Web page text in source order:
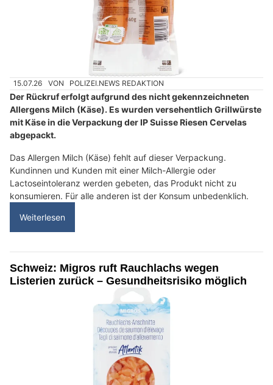
15.07.26 VON POLIZEI.NEWS REDAKTION
Der Rückruf erfolgt aufgrund des nicht gekennzeichneten
Allergens Milch (Käse). Es wurden versehentlich Grillwürste
mit Käse in die Verpackung der IP Suisse Riesen Cervelas
abgepackt.
Das Allergen Milch (Käse) fehlt auf dieser Verpackung.
Kundinnen und Kunden mit einer Milch-Allergie oder
Lactoseintoleranz werden gebeten, das Produkt nicht zu
konsumieren. Für alle anderen ist der Konsum unbedenklich.
Weiterlesen
Schweiz: Migros ruft Rauchlachs wegen
Listerien zurück – Gesundheitsrisiko möglich